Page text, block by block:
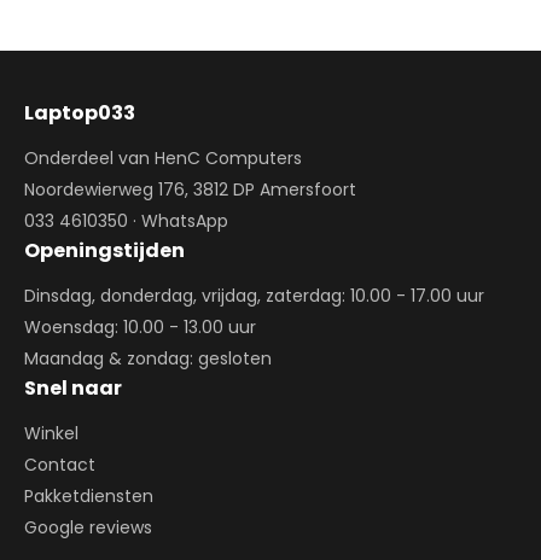
Laptop033
Onderdeel van HenC Computers
Noordewierweg 176, 3812 DP Amersfoort
033 4610350 · WhatsApp
Openingstijden
Dinsdag, donderdag, vrijdag, zaterdag: 10.00 - 17.00 uur
Woensdag: 10.00 - 13.00 uur
Maandag & zondag: gesloten
Snel naar
Winkel
Contact
Pakketdiensten
Google reviews